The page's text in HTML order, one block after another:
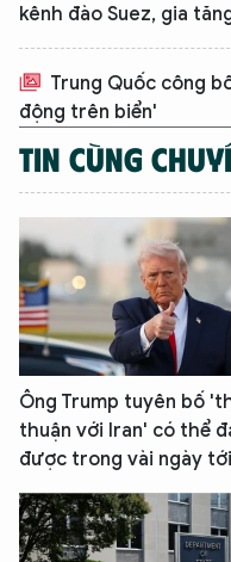
kênh đào Suez, gia
Trung Quốc công
động trên biển'
TIN CÙNG
Ông Trump tuyên bố
thuận với Iran' có thể
được trong vài ngày tới
Hãy hỏi tôi bất